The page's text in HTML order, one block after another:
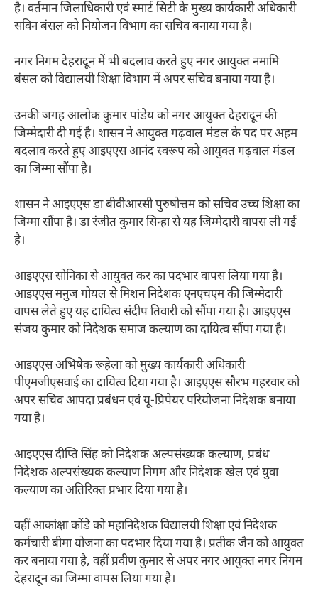
है। वर्तमान जिलाधिकारी एवं स्मार्ट सिटी के मुख्य कार्यकारी अधिकारी
सविन बंसल को नियोजन विभाग का सचिव बनाया गया है।
नगर निगम देहरादून में भी बदलाव करते हुए नगर आयुक्त नमामि
बंसल को विद्यालयी शिक्षा विभाग में अपर सचिव बनाया गया है।
उनकी जगह आलोक कुमार पांडेय को नगर आयुक्त देहरादून की
जिम्मेदारी दी गई है। शासन ने आयुक्त गढ़वाल मंडल के पद पर अहम
बदलाव करते हुए आइएएस आनंद स्वरूप को आयुक्त गढ़वाल मंडल
का जिम्मा सौंपा है।
शासन ने आइएएस डा बीवीआरसी पुरुषोत्तम को सचिव उच्च शिक्षा का
जिम्मा सौंपा है। डा रंजीत कुमार सिन्हा से यह जिम्मेदारी वापस ली गई
है।
आइएएस सोनिका से आयुक्त कर का पदभार वापस लिया गया है।
आइएएस मनुज गोयल से मिशन निदेशक एनएचएम की जिम्मेदारी
वापस लेते हुए यह दायित्व संदीप तिवारी को सौंपा गया है। आइएएस
संजय कुमार को निदेशक समाज कल्याण का दायित्व सौंपा गया है।
आइएएस अभिषेक रूहेला को मुख्य कार्यकारी अधिकारी
पीएमजीएसवाई का दायित्व दिया गया है। आइएएस सौरभ गहरवार को
अपर सचिव आपदा प्रबंधन एवं यू-प्रिपेयर परियोजना निदेशक बनाया
गया है।
आइएएस दीप्ति सिंह को निदेशक अल्पसंख्यक कल्याण, प्रबंध
निदेशक अल्पसंख्यक कल्याण निगम और निदेशक खेल एवं युवा
कल्याण का अतिरिक्त प्रभार दिया गया है।
वहीं आकांक्षा कोंडे को महानिदेशक विद्यालयी शिक्षा एवं निदेशक
कर्मचारी बीमा योजना का पदभार दिया गया है। प्रतीक जैन को आयुक्त
कर बनाया गया है, वहीं प्रवीण कुमार से अपर नगर आयुक्त नगर निगम
देहरादून का जिम्मा वापस लिया गया है।